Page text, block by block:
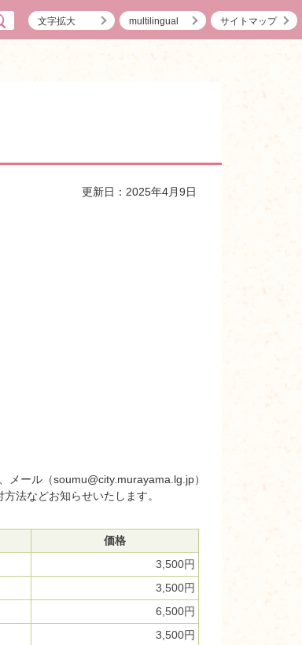
文字拡大 multilingual サイトマップ
更新日：2025年4月9日
ール（soumu@city.murayama.lg.jp）
法などお知らせいたします。
価格
3,500円
3,500円
6,500円
3,500円